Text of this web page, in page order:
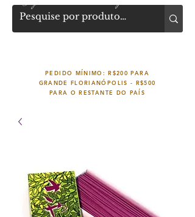
PEDIDO MÍNIMO: R$200 PARA
GRANDE FLORIANÓPOLIS - R$500
PARA O RESTANTE DO PAÍS